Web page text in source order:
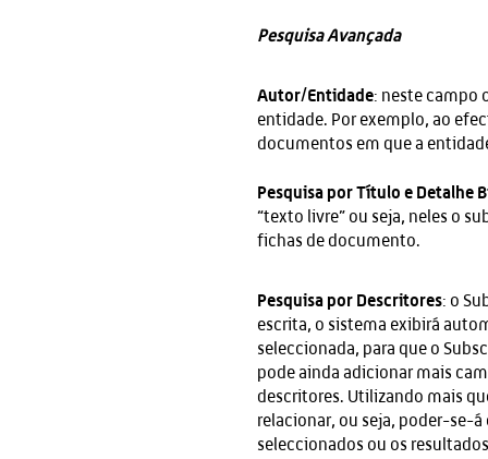
Pesquisa Avançada
Autor/Entidade: neste campo
entidade. Por exemplo, ao
documentos em que a
Pesquisa por Título e Detalhe
“texto livre” ou seja, neles o
fichas de documento.
Pesquisa por Descritores: o
escrita, o sistema exibirá
seleccionada, para que o
pode ainda adicionar mais
descritores. Utilizando mais
relacionar, ou seja, poder-se-
seleccionados ou os